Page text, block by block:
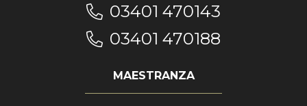
03401 470143
03401 470188
MAESTRANZA